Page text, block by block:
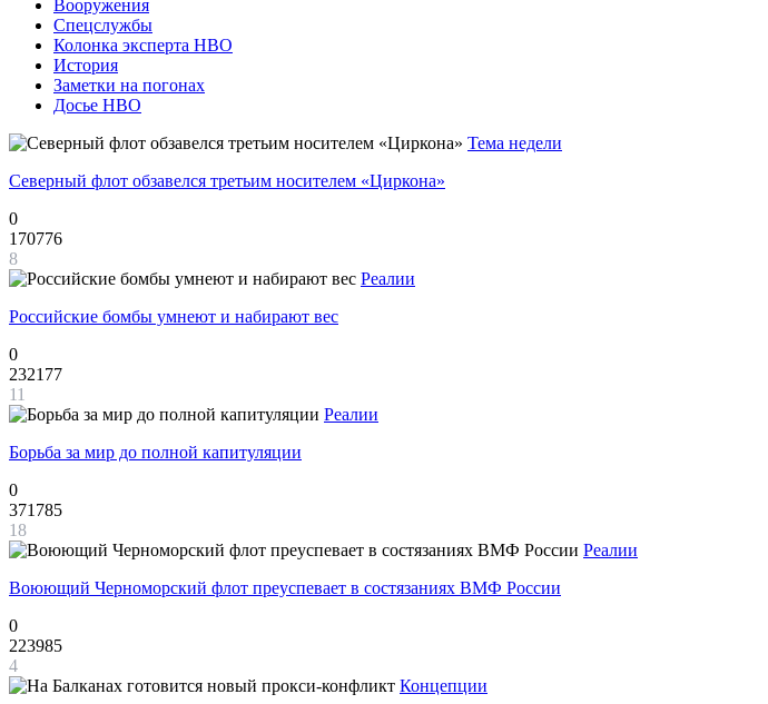
Вооружения
Спецслужбы
Колонка эксперта НВО
История
Заметки на погонах
Досье НВО
Тема недели
Северный флот обзавелся третьим носителем «Циркона»
0
170776
8
Реалии
Российские бомбы умнеют и набирают вес
0
232177
11
Реалии
Борьба за мир до полной капитуляции
0
371785
18
Реалии
Воюющий Черноморский флот преуспевает в состязаниях ВМФ России
0
223985
4
Концепции